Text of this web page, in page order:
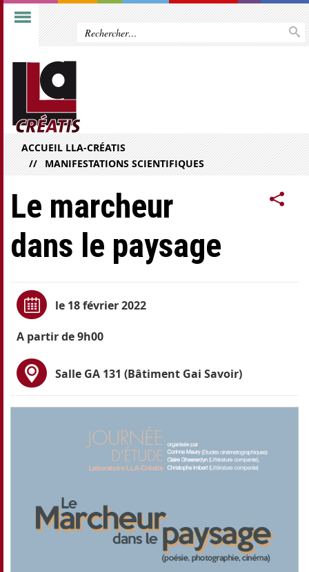
ACCUEIL LLA-CRÉATIS
MANIFESTATIONS SCIENTIFIQUES
Le marcheur
dans le paysage
le 18 février 2022
A partir de 9h00
Salle GA 131 (Bâtiment Gai Savoir)